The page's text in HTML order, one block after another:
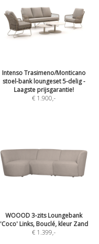
Intenso Trasimeno/Monticano
stoel-bank loungeset 5-delig -
Laagste prijsgarantie!
€ 1.900,-
WOOOD 3-zits Loungebank
'Coco' Links, Bouclé, kleur Zand
€ 1.399,-